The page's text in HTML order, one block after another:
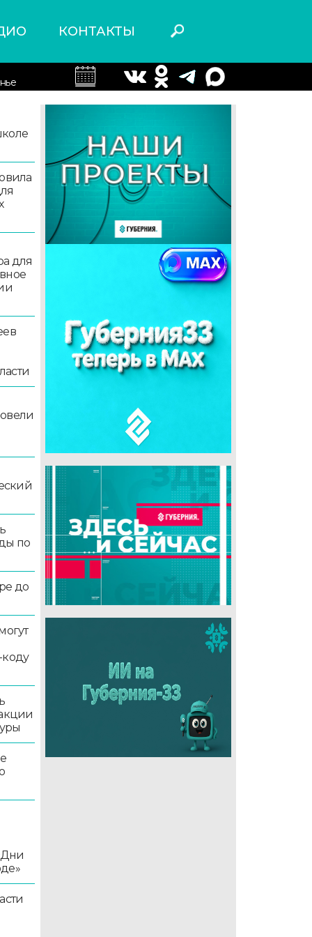
КОНТАКТЫ
для
по
до
коду